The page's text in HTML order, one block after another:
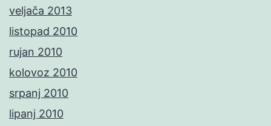
veljača 2013
listopad 2010
rujan 2010
kolovoz 2010
srpanj 2010
lipanj 2010